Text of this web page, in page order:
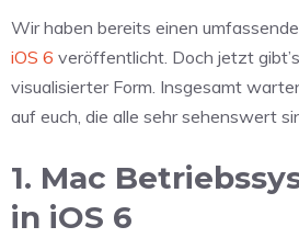
Wir haben bereits einen
iOS 6 veröffentlicht. Doch jetzt
visualisierter Form. Insgesamt
auf euch, die alle sehr sehenswert
1. Mac
in iOS 6